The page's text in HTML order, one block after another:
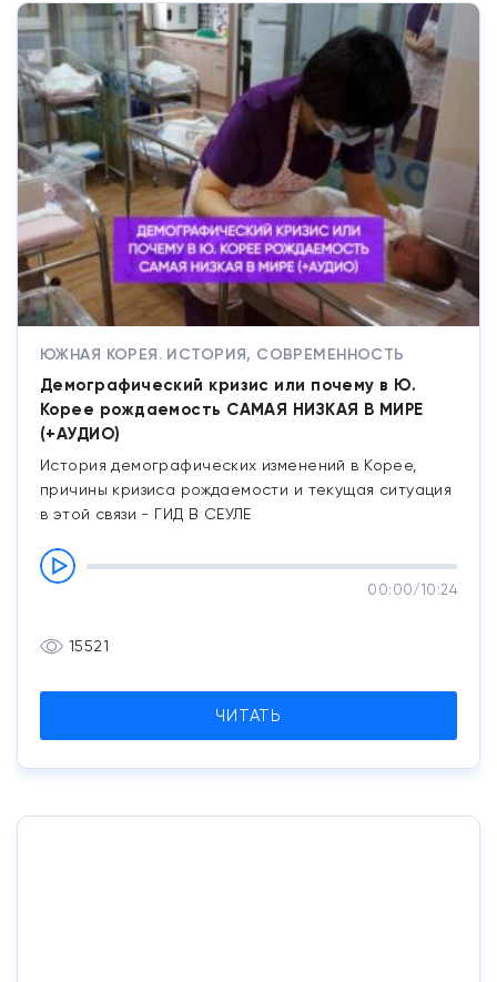
ЮЖНАЯ КОРЕЯ. ИСТОРИЯ, СОВРЕМЕННОСТЬ
Демографический кризис или почему в Ю.
Корее рождаемость САМАЯ НИЗКАЯ В МИРЕ
(+АУДИО)
История демографических изменений в Корее,
причины кризиса рождаемости и текущая ситуация
в этой связи - ГИД В СЕУЛЕ
00:00/10:24
15521
ЧИТАТЬ